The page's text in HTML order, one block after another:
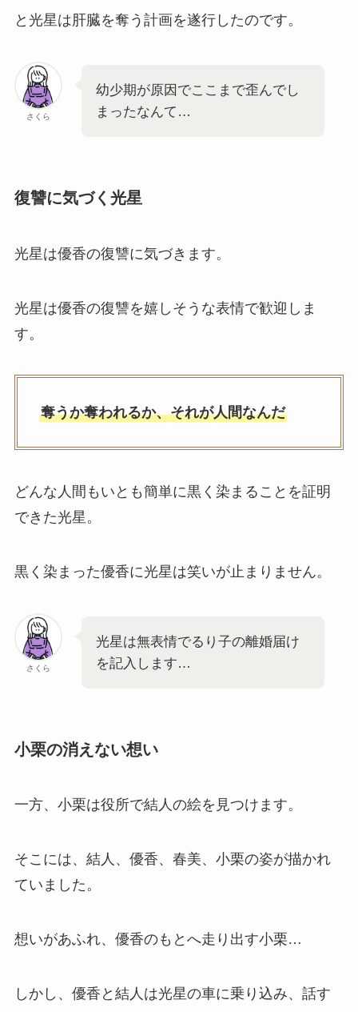
と光星は肝臓を奪う計画を遂行したのです。
さくら
幼少期が原因でここまで歪んでし
まったなんて…
復讐に気づく光星
光星は優香の復讐に気づきます。
光星は優香の復讐を嬉しそうな表情で歓迎しま
す。
奪うか奪われるか、それが人間なんだ
どんな人間もいとも簡単に黒く染まることを証明
できた光星。
黒く染まった優香に光星は笑いが止まりません。
さくら
光星は無表情でるり子の離婚届け
を記入します…
小栗の消えない想い
一方、小栗は役所で結人の絵を見つけます。
そこには、結人、優香、春美、小栗の姿が描かれ
ていました。
想いがあふれ、優香のもとへ走り出す小栗…
しかし、優香と結人は光星の車に乗り込み、話す